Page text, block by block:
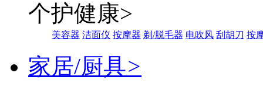
个护健康>
美容器 洁面仪 按摩器 剃/脱毛器 电吹风 刮胡刀 按
家居/厨具>